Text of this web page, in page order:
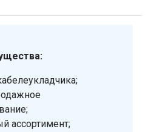
ассортимент;